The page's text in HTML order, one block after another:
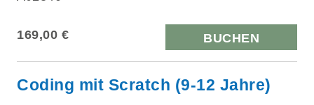
169,00 € BUCHEN
Coding mit Scratch (9-12 Jahre)